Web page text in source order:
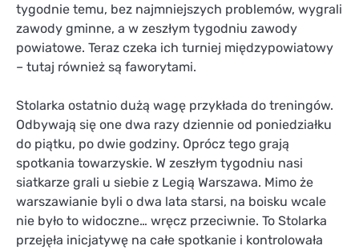
tygodnie temu, bez najmniejszych problemów, wygrali
zawody gminne, a w zeszłym tygodniu zawody
powiatowe. Teraz czeka ich turniej międzypowiatowy
– tutaj również są faworytami.
Stolarka ostatnio dużą wagę przykłada do treningów.
Odbywają się one dwa razy dziennie od poniedziałku
do piątku, po dwie godziny. Oprócz tego grają
spotkania towarzyskie. W zeszłym tygodniu nasi
siatkarze grali u siebie z Legią Warszawa. Mimo że
warszawianie byli o dwa lata starsi, na boisku wcale
nie było to widoczne… wręcz przeciwnie. To Stolarka
przejęła inicjatywę na całe spotkanie i kontrolowała